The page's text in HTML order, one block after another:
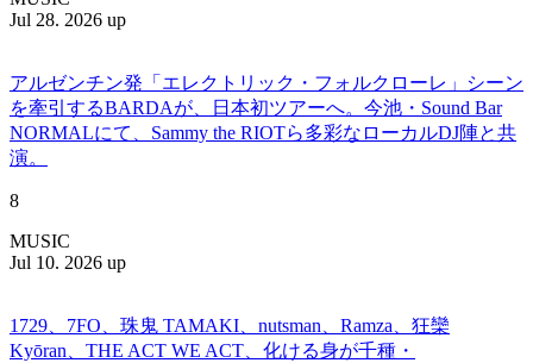
Jul 28. 2026 up
アルゼンチン発「エレクトリック・フォルクローレ」シーン
を牽引するBARDAが、日本初ツアーへ。今池・Sound Bar
NORMALにて、Sammy the RIOTら多彩なローカルDJ陣と共
演。
8
MUSIC
Jul 10. 2026 up
1729、7FO、珠鬼 TAMAKI、nutsman、Ramza、狂欒
Kyōran、THE ACT WE ACT、化ける身が千種・